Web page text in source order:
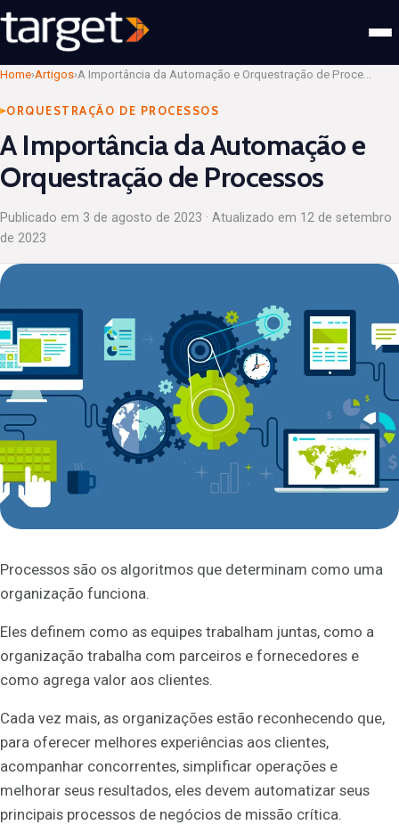
Home›Artigos› A Importância da Automação e Orquestração de Processos
ORQUESTRAÇÃO DE PROCESSOS
A Importância da Automação e
Orquestração de Processos
Publicado em 3 de agosto de 2023 · Atualizado em 12 de setembro
de 2023
Processos são os algoritmos que determinam como uma
organização funciona.
Eles definem como as equipes trabalham juntas, como a
organização trabalha com parceiros e fornecedores e
como agrega valor aos clientes.
Cada vez mais, as organizações estão reconhecendo que,
para oferecer melhores experiências aos clientes,
acompanhar concorrentes, simplificar operações e
melhorar seus resultados, eles devem automatizar seus
principais processos de negócios de missão crítica.